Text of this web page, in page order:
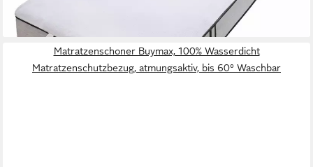
-50%
lieferbar - in 1-2 Werktagen bei dir
Matratzenschoner Buymax, 100% Wasserdicht
Matratzenschutzbezug, atmungsaktiv, bis 60° Waschbar